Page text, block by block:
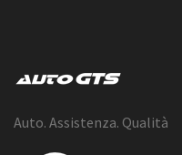
Auto. Assistenza. Qualità